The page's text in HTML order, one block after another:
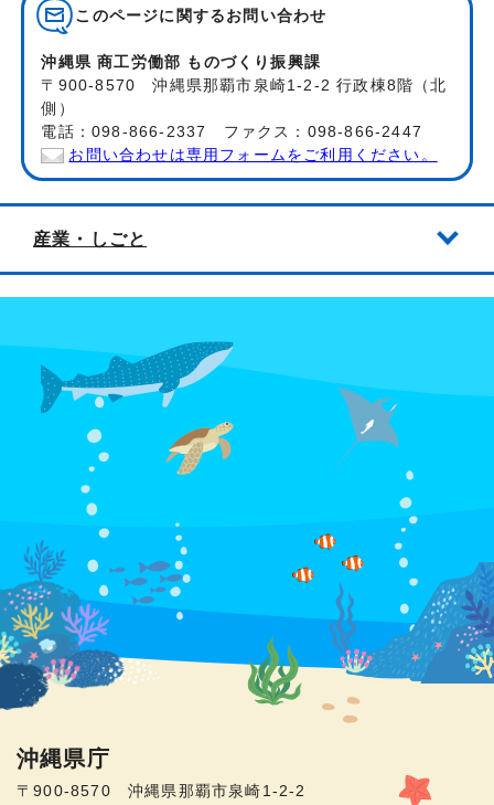
このページに関する お問い合わせ
沖縄県 商工労働部 ものづくり振興課
〒900-8570 沖縄県那覇市泉崎1-2-2 行政棟8階（北
側）
電話：098-866-2337 ファクス：098-866-2447
お問い合わせは専用フォームをご利用ください。
産業・しごと
沖縄県庁
〒900-8570 沖縄県那覇市泉崎1-2-2